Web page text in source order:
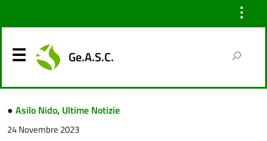
⋮
Ge.A.S.C.
● Asilo Nido, Ultime Notizie
24 Novembre 2023